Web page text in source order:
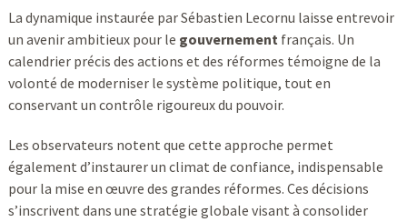
La dynamique instaurée par Sébastien Lecornu laisse entrevoir
un avenir ambitieux pour le gouvernementfrançais. Un
calendrier précis des actions et des réformes témoigne de la
volonté de moderniser le système politique, tout en
conservant un contrôle rigoureux du pouvoir.
Les observateurs notent que cette approche permet
également d’instaurer un climat de confiance, indispensable
pour la mise en œuvre des grandes réformes. Ces décisions
s’inscrivent dans une stratégie globale visant à consolider